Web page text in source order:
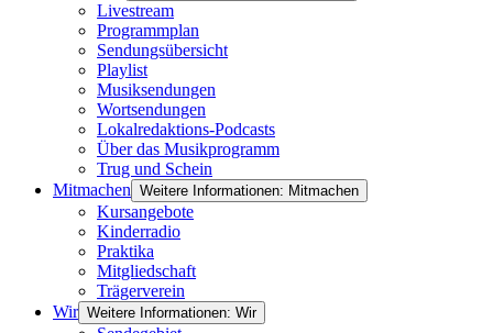
Livestream
Programmplan
Sendungsübersicht
Playlist
Musiksendungen
Wortsendungen
Lokalredaktions-Podcasts
Über das Musikprogramm
Trug und Schein
Mitmachen Weitere Informationen: Mitmachen
Kursangebote
Kinderradio
Praktika
Mitgliedschaft
Trägerverein
Wir Weitere Informationen: Wir